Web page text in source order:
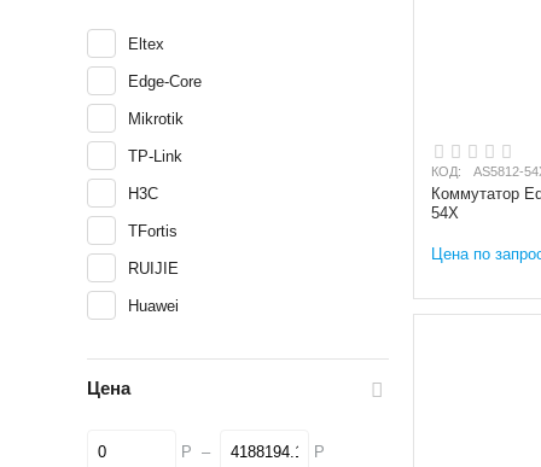
КОД: AS5812-
Коммутатор
54X
Цена по
Eltex
Edge-Core
Mikrotik
TP-Link
H3C
TFortis
RUIJIE
Huawei
Цена
Р – Р